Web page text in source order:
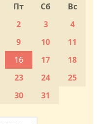
Пт Сб
Вс
2 3
4
9 10
11
16 17
18
23 24
25
30 31